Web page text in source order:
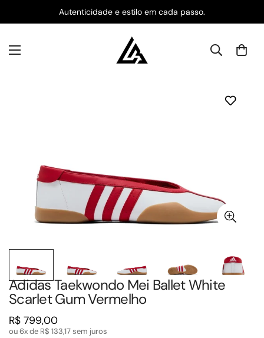
Autenticidade e estilo em cada passo.
Adidas Taekwondo Mei Ballet White
Scarlet Gum Vermelho
Preço
regular
R$ 799,00
ou 6x de R$ 133,17sem juros